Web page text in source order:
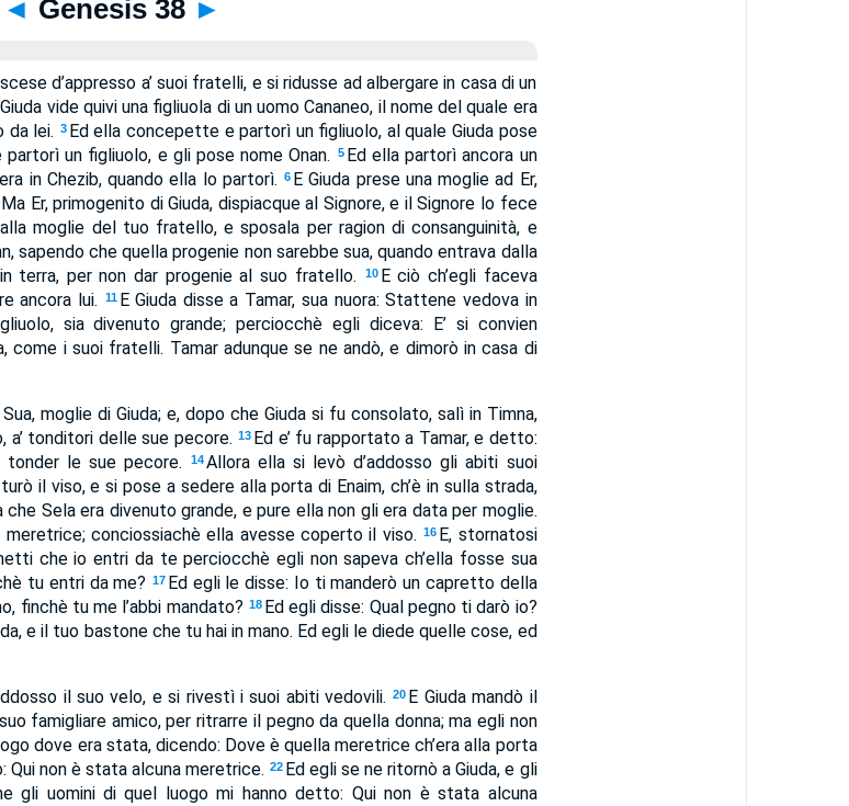
◄ Genesis 38 ►
d’appresso a’ suoi fratelli, e si ridusse ad albergare in casa di un
vide quivi una figliuola di un uomo Cananeo, il nome del quale era
da lei. 3 Ed ella concepette e partorì un figliuolo, al quale Giuda pose
un figliuolo, e gli pose nome Onan. 5 Ed ella partorì ancora un
in Chezib, quando ella lo partorì. 6 E Giuda prese una moglie ad Er,
Ma Er, primogenito di Giuda, dispiacque al Signore, e il Signore lo fece
moglie del tuo fratello, e sposala per ragion di consanguinità, e
sapendo che quella progenie non sarebbe sua, quando entrava dalla
terra, per non dar progenie al suo fratello.
10 E ciò ch’egli faceva
ancora lui.
11 E Giuda disse a Tamar, sua nuora: Stattene vedova in
sia divenuto grande; perciocchè egli diceva: E’ si convien
come i suoi fratelli. Tamar adunque se ne andò, e dimorò in casa di
moglie di Giuda; e, dopo che Giuda si fu consolato, salì in Timna,
a’ tonditori delle sue pecore. 13 Ed e’ fu rapportato a Tamar, e detto:
le sue pecore.
14Allora ella si levò d’addosso gli abiti suoi
il viso, e si pose a sedere alla porta di Enaim, ch’è in sulla strada,
Sela era divenuto grande, e pure ella non gli era data per moglie.
meretrice; conciossiachè ella avesse coperto il viso. 16 E, stornatosi
che io entri da te perciocchè egli non sapeva ch’ella fosse sua
tu entri da me? 17 Ed egli le disse: Io ti manderò un capretto della
finchè tu me l’abbi mandato? 18 Ed egli disse: Qual pegno ti darò io?
e il tuo bastone che tu hai in mano. Ed egli le diede quelle cose, ed
il suo velo, e si rivestì i suoi abiti vedovili. 20 E Giuda mandò il
famigliare amico, per ritrarre il pegno da quella donna; ma egli non
dove era stata, dicendo: Dove è quella meretrice ch’era alla porta
Qui non è stata alcuna meretrice. 22 Ed egli se ne ritornò a Giuda, e gli
gli uomini di quel luogo mi hanno detto: Qui non è stata alcuna